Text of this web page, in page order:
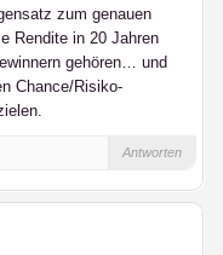
zum genauen
Rendite in 20 Jahren
gehören… und
Chance/Risiko-
Antworten